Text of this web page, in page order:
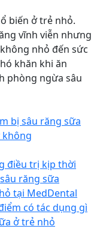
biến ở trẻ nhỏ.
vĩnh viễn nhưng
nhỏ đến sức
khăn khi ăn
phòng ngừa sâu
bị sâu răng sữa
không
điều trị kịp thời
răng sữa
tại MedDental
có tác dụng gì
ở trẻ nhỏ